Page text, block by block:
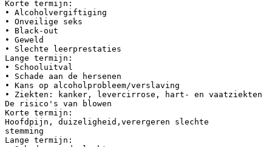
Korte termijn:
• Alcoholvergiftiging
• Onveilige seks
• Black-out
• Geweld
• Slechte leerprestaties
Lange termijn:
• Schooluitval
• Schade aan de hersenen
• Kans op alcoholprobleem/verslaving
• Ziekten: kanker, levercirrose, hart- en vaatziekten
De risico's van blowen
Korte termijn:
Hoofdpijn, duizeligheid,verergeren slechte
stemming
Lange termijn: